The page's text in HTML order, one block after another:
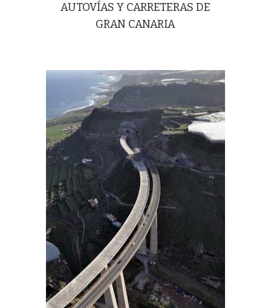
AUTOVÍAS Y CARRETERAS DE
GRAN CANARIA